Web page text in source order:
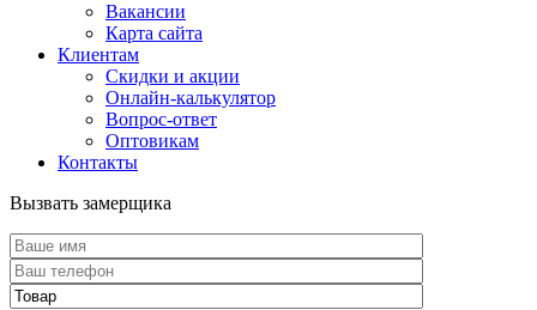
Вакансии
Карта сайта
Клиентам
Скидки и акции
Онлайн-калькулятор
Вопрос-ответ
Оптовикам
Контакты
Вызвать замерщика